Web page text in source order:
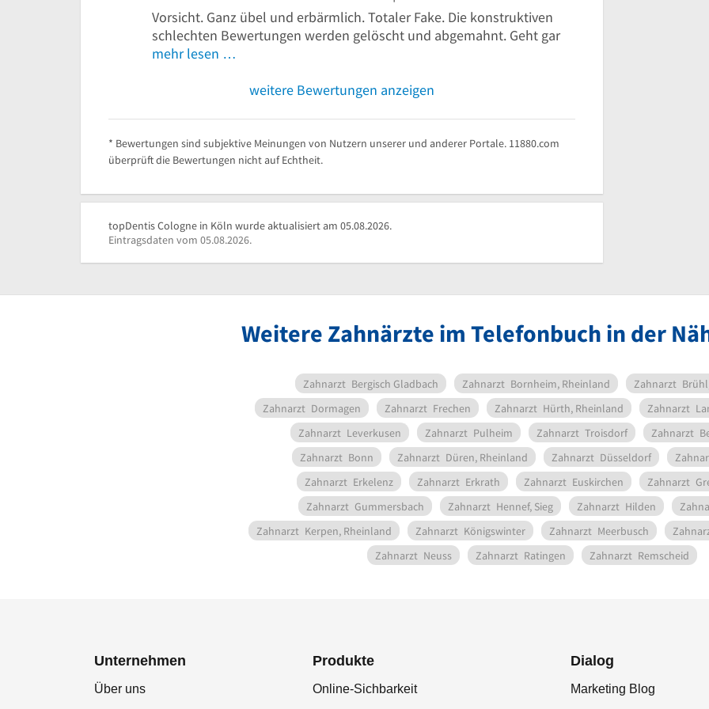
Vorsicht. Ganz übel und erbärmlich. Totaler Fake. Die konstruktiven
schlechten Bewertungen werden gelöscht und abgemahnt. Geht gar
mehr lesen …
weitere Bewertungen anzeigen
* Bewertungen sind subjektive Meinungen von Nutzern unserer und anderer Portale. 11880.com
überprüft die Bewertungen nicht auf Echtheit.
topDentis Cologne in Köln wurde aktualisiert am 05.08.2026.
Eintragsdaten vom 05.08.2026.
Weitere Zahnärzte im Telefonbuch in der
Zahnarzt Bergisch Gladbach Zahnarzt Bornheim, Rheinland Zahnarzt
Zahnarzt Dormagen Zahnarzt Frechen Zahnarzt Hürth, Rheinland Zahnarzt
Zahnarzt Leverkusen Zahnarzt Pulheim Zahnarzt Troisdorf Zahnarzt
Zahnarzt Bonn Zahnarzt Düren, Rheinland Zahnarzt Düsseldorf
Zahnarzt Erkelenz Zahnarzt Erkrath Zahnarzt Euskirchen Zahnarzt
Zahnarzt Gummersbach Zahnarzt Hennef, Sieg Zahnarzt Hilden
Zahnarzt Kerpen, Rheinland Zahnarzt Königswinter Zahnarzt Meerbusch
Zahnarzt Neuss Zahnarzt Ratingen Zahnarzt Remscheid
Unternehmen
Über uns
Produkte
Online-Sichbarkeit
Dialog
Marketing Blog